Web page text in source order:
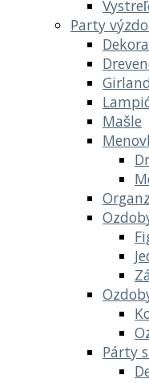
Party
Mašle
Párty